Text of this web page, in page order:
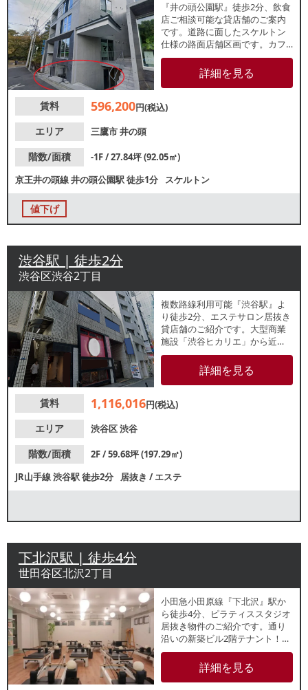
『井の頭公園駅』徒歩2分、飲食
店ご相談可能な貸店舗のご案内
です。道路に面したスケルトン
仕様の路面店舗区画です。カフ
ェやサロンなどにおすすめで
す。重飲食など、その他の業種
もご相談ください。
詳細を見る
賃料 596,200円(税込)
エリア
三鷹市井の頭
階数/面積
-1F / 27.84坪 (92.05㎡)
京王井の頭線井の頭公園駅徒歩1分 スケルトン
値下げ
渋谷駅 | 徒歩2分
渋谷区渋谷2丁目
複数路線利用可能『渋谷駅』よ
り徒歩2分、エステサロン居抜き
貸店舗のご紹介です。大型商業
施設「渋谷ヒカリエ」から近
く、駅利用者をはじめ、幅広い
層の集客が期待できるエリアに
ございます。居抜きでのお引渡
ご検討の方におすすめの物件で
詳細を見る
賃料 1,116,016円(税込)
エリア
渋谷区渋谷
階数/面積
2F / 59.68坪 (197.29㎡)
JR山手線渋谷駅徒歩2分 居抜き /エステ
下北沢駅 | 徒歩4分
世田谷区北沢2丁目
小田急小田原線『下北沢』駅か
ら徒歩4分、ピラティススタジオ
居抜き物件のご紹介です。通り
沿いの新築ビル2階テナント！幅
広い客層が見込めるエリアで軽
飲食店や、美容系業態や物販店
にもおすすめです。諸条件等、
詳細を見る